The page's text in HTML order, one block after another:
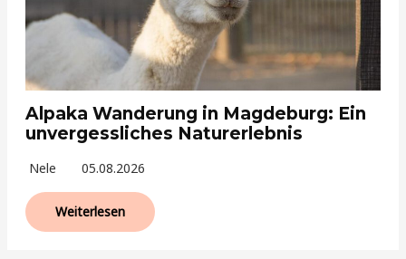
Alpaka Wanderung in Magdeburg: Ein
unvergessliches Naturerlebnis
Nele 05.08.2026
Weiterlesen